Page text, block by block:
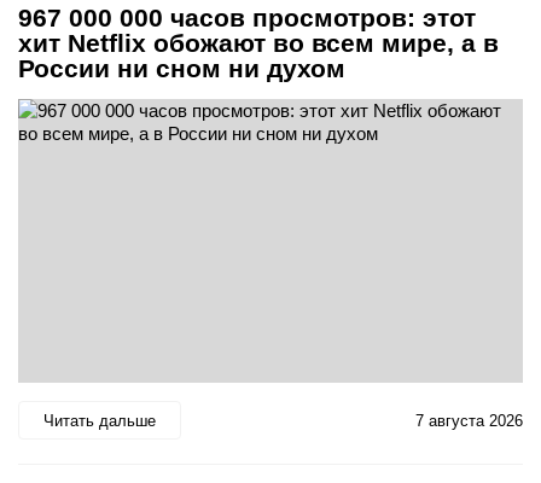
967 000 000 часов просмотров: этот
хит Netflix обожают во всем мире, а в
России ни сном ни духом
Читать дальше 7 августа 2026